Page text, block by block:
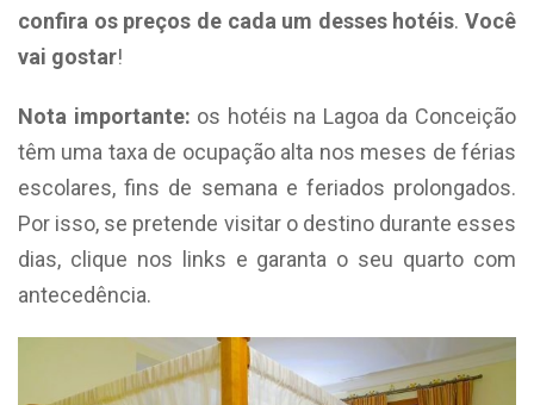
confira os preços de cada um desses hotéis. Você
vai gostar!
Nota importante: os hotéis na Lagoa da Conceição
têm uma taxa de ocupação alta nos meses de férias
escolares, fins de semana e feriados prolongados.
Por isso, se pretende visitar o destino durante esses
dias, clique nos links e garanta o seu quarto com
antecedência.